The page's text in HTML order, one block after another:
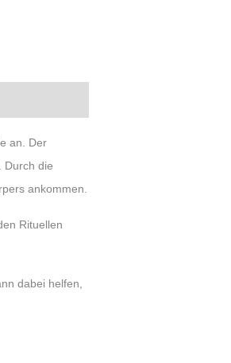
an. Der
Durch die
ankommen.
Rituellen
dabei helfen,